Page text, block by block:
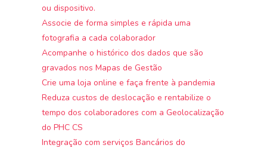
ou dispositivo.
Associe de forma simples e rápida uma
fotografia a cada colaborador
Acompanhe o histórico dos dados que são
gravados nos Mapas de Gestão
Crie uma loja online e faça frente à pandemia
Reduza custos de deslocação e rentabilize o
tempo dos colaboradores com a Geolocalização
do PHC CS
Integração com serviços Bancários do